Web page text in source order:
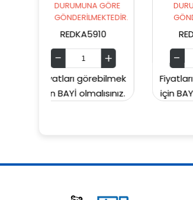
DURUMUNA GÖRE
GÖNDERİLMEKTEDİR.
REDKA5914
Fiyatları görebilmek
için BAYİ olmalısınız.